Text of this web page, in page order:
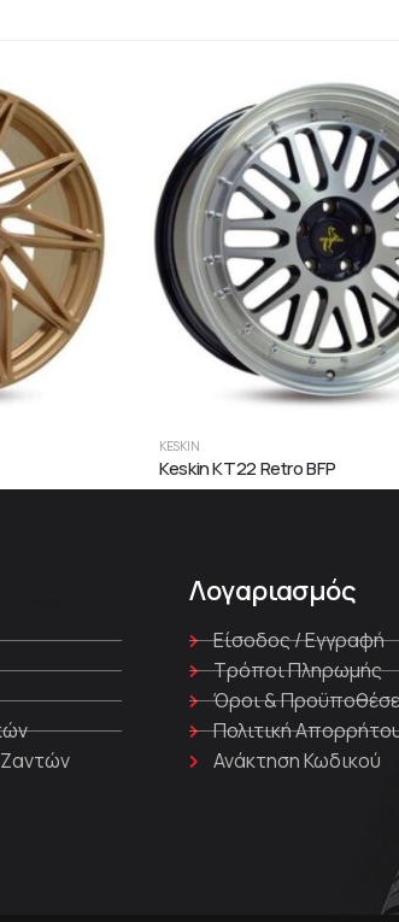
KESKIN
Keskin KT22 Retro BFP
Λογαριασμός
Είσοδος / Εγγραφή
Τρόποι Πληρωμής
Όροι &
Πολιτική
Ανάκτηση Κωδικού